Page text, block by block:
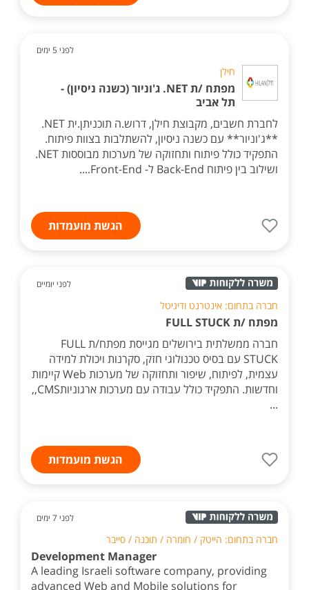
לפני 5 ימים
חילן
מפתח /ת ‎.NET ג'וניור (כשנה ניסיון) -
תל אביב
לחברת חשבים, מקבוצת חילן, דרוש.ה תוכניתן.ית ‎.NET
**ג'וניור** עם כשנה ניסיון, להשתלבות בצוות פיתוח.
התפקיד כולל פיתוח ותחזוקה של מערכות מבוססות ‎.NET
ושילוב בין פיתוח Back-End ל- Front-End....
הגשת מועמדות
לפני יומיים
חברה בתחום: אינטרנט ודיגיטל
מפתח /ת FULL STUCK
חברה ממשלתית בירושלים מגייסת מפתח/ת FULL
STUCK עם בסיס טכנולוגי חזק, סקרנות ויכולת למידה
עצמית, לפיתוח, שיפור ותחזוקה של מערכות Web קיימות
וחדשות. התפקיד כולל עבודה עם מערכות ארגוניותCMS,,
...
הגשת מועמדות
לפני 7 ימים
חברה בתחום: הייטק / חומרה / תוכנה / סייבר
Development Manager
A leading Israeli software company, providing
advanced Web and Mobile solutions for